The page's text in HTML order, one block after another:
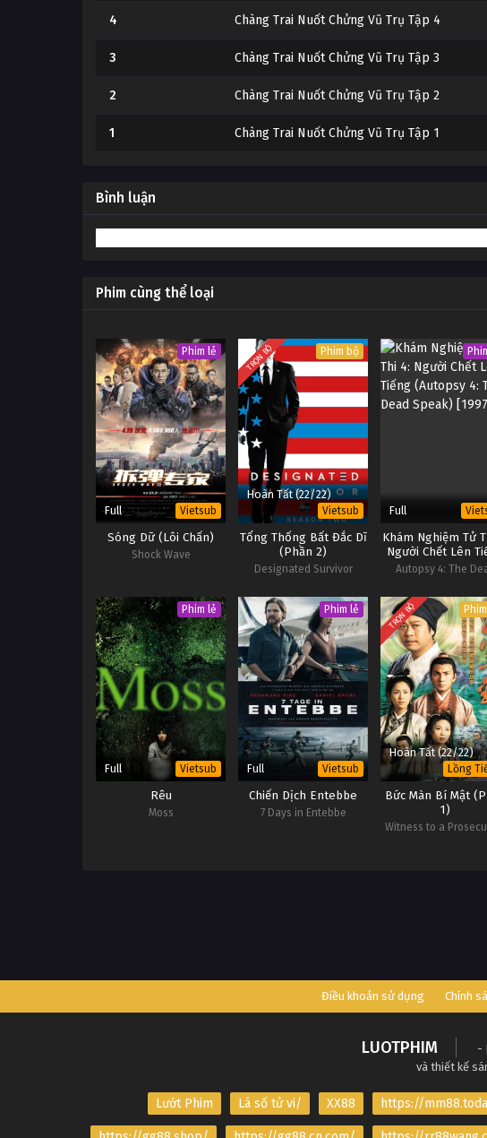
4 Chàng Trai Nuốt Chửng Vũ Trụ Tập 4
3 Chàng Trai Nuốt Chửng Vũ Trụ Tập 3
2 Chàng Trai Nuốt Chửng Vũ Trụ Tập 2
1 Chàng Trai Nuốt Chửng Vũ Trụ Tập 1
Bình luận
Phim cùng thể loại
Phim lẻ
Full Vietsub
Sóng Dữ (Lôi Chấn)
Shock Wave
TRỌN BỘ Phim bộ
Hoàn Tất (22/22)
Vietsub
Tổng Thống Bất Đắc Dĩ
(Phần 2)
Designated Survivor
Full
Khám Nghiệm Tử
Người Chết Lên
Autopsy 4: The
Phim lẻ
Full Vietsub
Rêu
Moss
Phim lẻ
Full Vietsub
Chiến Dịch Entebbe
7 Days in Entebbe
TRỌN BỘ
Hoàn Tất (22/22)
Lồng
Bức Màn Bí Mật
1)
Witness to a
Điều khoản sử dụng Chính
LUOTPHIM
-
và thiết kế
Lướt Phim Lá số tử vi/ XX88 https://